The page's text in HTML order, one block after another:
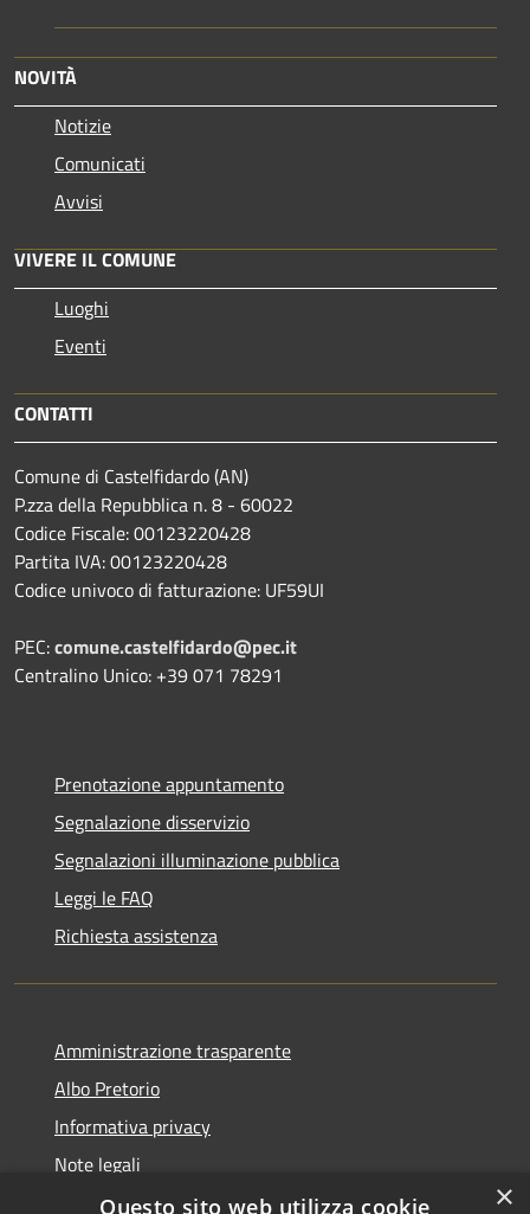
NOVITÀ
Notizie
Comunicati
Avvisi
VIVERE IL COMUNE
Luoghi
Eventi
CONTATTI
Comune di Castelfidardo (AN)
P.zza della Repubblica n. 8 - 60022
Codice Fiscale: 00123220428
Partita IVA: 00123220428
Codice univoco di fatturazione: UF59UI
PEC:comune.castelfidardo@pec.it
Centralino Unico: +39 071 78291
Prenotazione appuntamento
Segnalazione disservizio
Segnalazioni illuminazione pubblica
Leggi le FAQ
Richiesta assistenza
Amministrazione trasparente
Albo Pretorio
Informativa privacy
Note legali
Dichiarazione di accessibilità
×
Questo sito web utilizza cookie